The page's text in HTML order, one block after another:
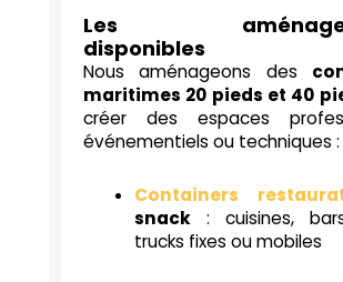
Les
disponibles
Nous aménageons des
maritimes 20 pieds et 40
créer des espaces
événementiels ou techniques :
Containers
snack: cuisines,
trucks fixes ou mobiles